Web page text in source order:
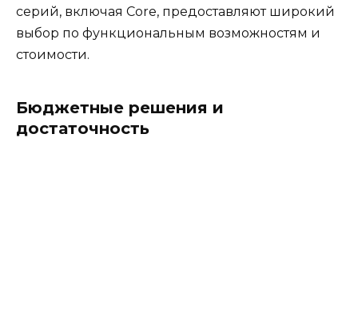
серий, включая Core, предоставляют широкий
выбор по функциональным возможностям и
стоимости.
Бюджетные решения и
достаточность